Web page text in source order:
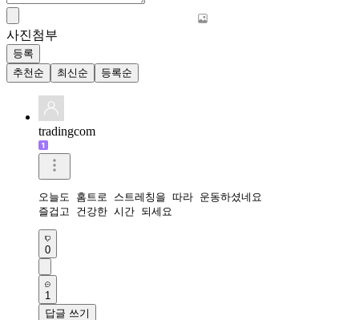
사진첨부
등록
추천순
최신순 등록순
tradingcom
오늘도 홈트로 스트레칭을 따라 운동하셨네요
즐겁고 건강한 시간 되세요
0
1
답글 쓰기